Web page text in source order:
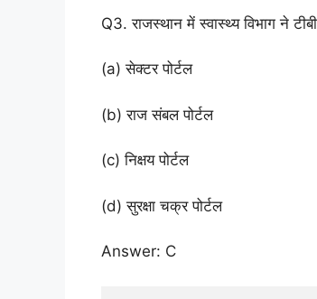
Q3. राजस्थान में स्वास्थ्य विभाग ने
(a) सेक्टर पोर्टल
(b) राज संबल पोर्टल
(c) निक्षय पोर्टल
(d) सुरक्षा चक्र पोर्टल
Answer: C